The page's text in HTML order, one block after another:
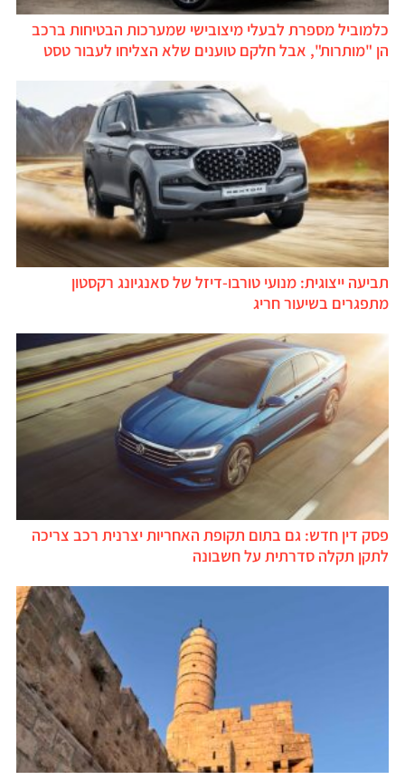
מספרת לבעלי מיצובישי שמערכות הבטיחות ברכב
"מותרות", אבל חלקם טוענים שלא הצליחו לעבור טסט
ייצוגית: מנועי טורבו-דיזל של סאנגיונג רקסטון
בשיעור חריג
דין חדש: גם בתום תקופת האחריות יצרנית רכב צריכה
תקלה סדרתית על חשבונה